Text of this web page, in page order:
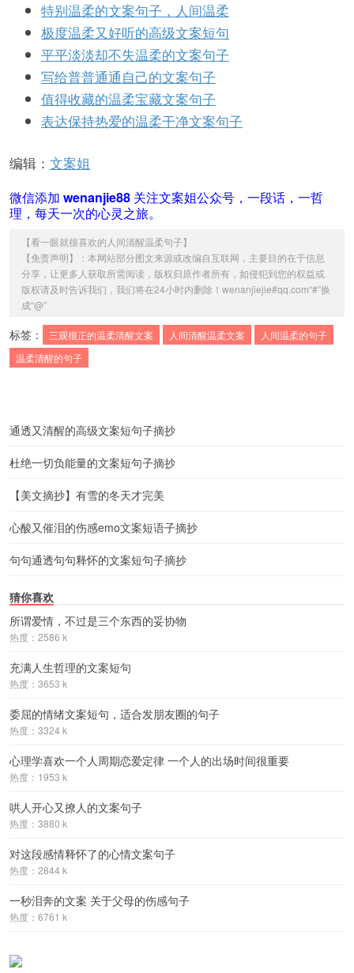
特别温柔的文案句子，人间温柔
极度温柔又好听的高级文案短句
平平淡淡却不失温柔的文案句子
写给普普通通自己的文案句子
值得收藏的温柔宝藏文案句子
表达保持热爱的温柔干净文案句子
编辑： 文案姐
微信添加 wenanjie88 关注文案姐公众号，一段话，一哲
理，每天一次的心灵之旅。
【看一眼就很喜欢的人间清醒温柔句子】
【免责声明】：本网站部分图文来源或改编自互联网，主要目的在于信息
分享，让更多人获取所需阅读，版权归原作者所有，如侵犯到您的权益或
版权请及时告诉我们，我们将在24小时内删除！wenanjiejie#qq.com“#”换
成“@”
标签： 三观很正的温柔清醒文案 人间清醒温柔文案
人间温柔的句子
温柔清醒的句子
通透又清醒的高级文案短句子摘抄
杜绝一切负能量的文案短句子摘抄
【美文摘抄】有雪的冬天才完美
心酸又催泪的伤感emo文案短语子摘抄
句句通透句句释怀的文案短句子摘抄
猜你喜欢
所谓爱情，不过是三个东西的妥协物
热度：2586 k
充满人生哲理的文案短句
热度：3653 k
委屈的情绪文案短句，适合发朋友圈的句子
热度：3324 k
心理学喜欢一个人周期恋爱定律 一个人的出场时间很重要
热度：1953 k
哄人开心又撩人的文案句子
热度：3880 k
对这段感情释怀了的心情文案句子
热度：2844 k
一秒泪奔的文案 关于父母的伤感句子
热度：6761 k